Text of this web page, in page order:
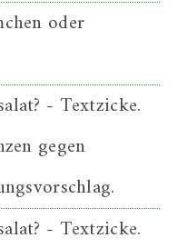
oder
- Textzicke.
gegen
- Textzicke.